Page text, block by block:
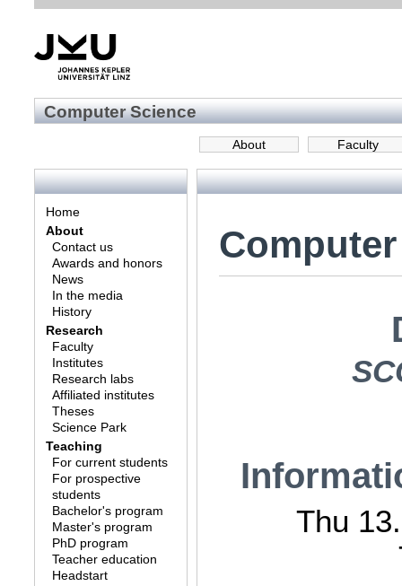
Computer Science
Faculty
About
Home
About
Contact us
Awards and honors
News
In the media
History
Research
Faculty
Institutes
Research labs
Affiliated institutes
Theses
Science Park
Teaching
For current students
For prospective
students
Bachelor's program
Master's program
PhD program
Teacher education
Headstart
Thu